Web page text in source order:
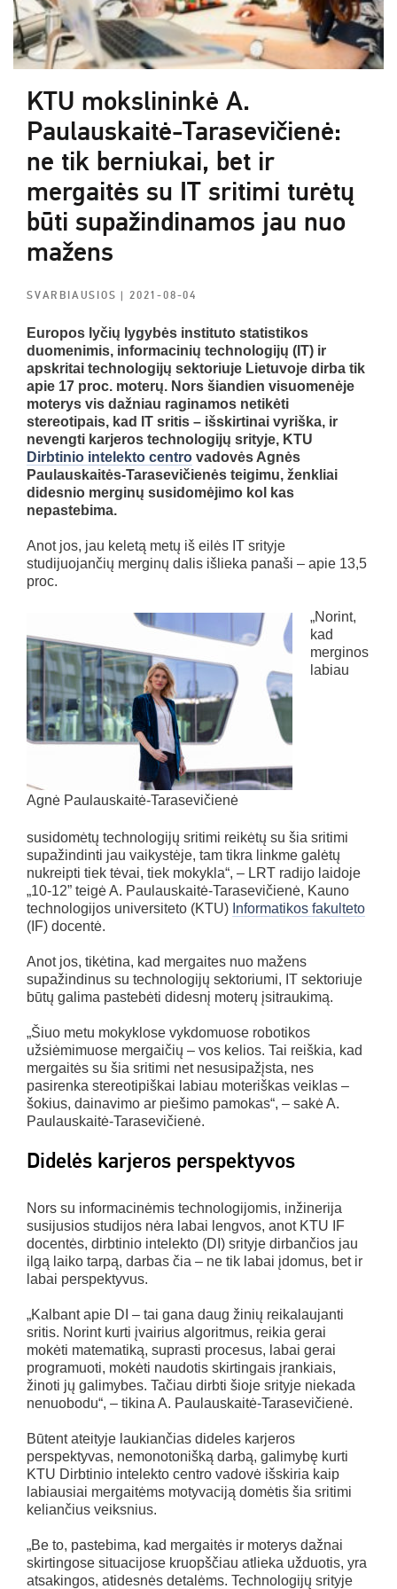
KTU mokslininkė A.
Paulauskaitė-Tarasevičienė:
ne tik berniukai, bet ir
mergaitės su IT sritimi turėtų
būti supažindinamos jau nuo
mažens
SVARBIAUSIOS| 2021-08-04
Europos lyčių lygybės instituto statistikos
duomenimis, informacinių technologijų (IT) ir
apskritai technologijų sektoriuje Lietuvoje dirba tik
apie 17 proc. moterų. Nors šiandien visuomenėje
moterys vis dažniau raginamos netikėti
stereotipais, kad IT sritis – išskirtinai vyriška, ir
nevengti karjeros technologijų srityje, KTU
Dirbtinio intelekto centro vadovės Agnės
Paulauskaitės-Tarasevičienės teigimu, ženkliai
didesnio merginų susidomėjimo kol kas
nepastebima.
Anot jos, jau keletą metų iš eilės IT srityje
studijuojančių merginų dalis išlieka panaši – apie 13,5
proc.
Agnė Paulauskaitė-Tarasevičienė
„Norint,
kad
merginos
labiau
susidomėtų technologijų sritimi reikėtų su šia sritimi
supažindinti jau vaikystėje, tam tikra linkme galėtų
nukreipti tiek tėvai, tiek mokykla“, – LRT radijo laidoje
„10-12” teigė A. Paulauskaitė-Tarasevičienė, Kauno
technologijos universiteto (KTU) Informatikos fakulteto
(IF) docentė.
Anot jos, tikėtina, kad mergaites nuo mažens
supažindinus su technologijų sektoriumi, IT sektoriuje
būtų galima pastebėti didesnį moterų įsitraukimą.
„Šiuo metu mokyklose vykdomuose robotikos
užsiėmimuose mergaičių – vos kelios. Tai reiškia, kad
mergaitės su šia sritimi net nesusipažįsta, nes
pasirenka stereotipiškai labiau moteriškas veiklas –
šokius, dainavimo ar piešimo pamokas“, – sakė A.
Paulauskaitė-Tarasevičienė.
Didelės karjeros perspektyvos
Nors su informacinėmis technologijomis, inžinerija
susijusios studijos nėra labai lengvos, anot KTU IF
docentės, dirbtinio intelekto (DI) srityje dirbančios jau
ilgą laiko tarpą, darbas čia – ne tik labai įdomus, bet ir
labai perspektyvus.
„Kalbant apie DI – tai gana daug žinių reikalaujanti
sritis. Norint kurti įvairius algoritmus, reikia gerai
mokėti matematiką, suprasti procesus, labai gerai
programuoti, mokėti naudotis skirtingais įrankiais,
žinoti jų galimybes. Tačiau dirbti šioje srityje niekada
nenuobodu“, – tikina A. Paulauskaitė-Tarasevičienė.
Būtent ateityje laukiančias dideles karjeros
perspektyvas, nemonotonišką darbą, galimybę kurti
KTU Dirbtinio intelekto centro vadovė išskiria kaip
labiausiai mergaitėms motyvaciją domėtis šia sritimi
keliančius veiksnius.
„Be to, pastebima, kad mergaitės ir moterys dažnai
skirtingose situacijose kruopščiau atlieka užduotis, yra
atsakingos, atidesnės detalėms. Technologijų srityje